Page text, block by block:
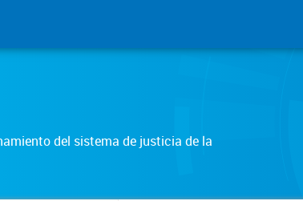
del sistema de justicia de la